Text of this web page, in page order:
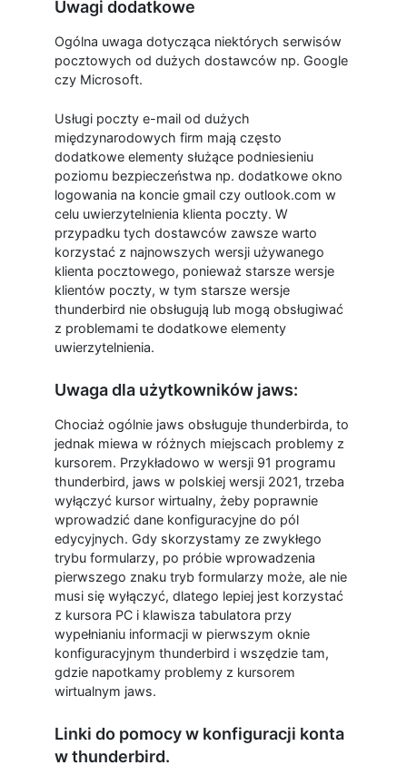
Uwagi dodatkowe
Ogólna uwaga dotycząca niektórych serwisów
pocztowych od dużych dostawców np. Google
czy Microsoft.
Usługi poczty e-mail od dużych
międzynarodowych firm mają często
dodatkowe elementy służące podniesieniu
poziomu bezpieczeństwa np. dodatkowe okno
logowania na koncie gmail czy outlook.com w
celu uwierzytelnienia klienta poczty. W
przypadku tych dostawców zawsze warto
korzystać z najnowszych wersji używanego
klienta pocztowego, ponieważ starsze wersje
klientów poczty, w tym starsze wersje
thunderbird nie obsługują lub mogą obsługiwać
z problemami te dodatkowe elementy
uwierzytelnienia.
Uwaga dla użytkowników jaws:
Chociaż ogólnie jaws obsługuje thunderbirda, to
jednak miewa w różnych miejscach problemy z
kursorem. Przykładowo w wersji 91 programu
thunderbird, jaws w polskiej wersji 2021, trzeba
wyłączyć kursor wirtualny, żeby poprawnie
wprowadzić dane konfiguracyjne do pól
edycyjnych. Gdy skorzystamy ze zwykłego
trybu formularzy, po próbie wprowadzenia
pierwszego znaku tryb formularzy może, ale nie
musi się wyłączyć, dlatego lepiej jest korzystać
z kursora PC i klawisza tabulatora przy
wypełnianiu informacji w pierwszym oknie
konfiguracyjnym thunderbird i wszędzie tam,
gdzie napotkamy problemy z kursorem
wirtualnym jaws.
Linki do pomocy w konfiguracji konta
w thunderbird.